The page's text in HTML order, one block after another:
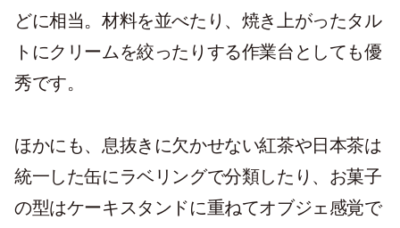
どに相当。材料を並べたり、焼き上がったタル
トにクリームを絞ったりする作業台としても優
秀です。
ほかにも、息抜きに欠かせない紅茶や日本茶は
統一した缶にラベリングで分類したり、お菓子
の型はケーキスタンドに重ねてオブジェ感覚で